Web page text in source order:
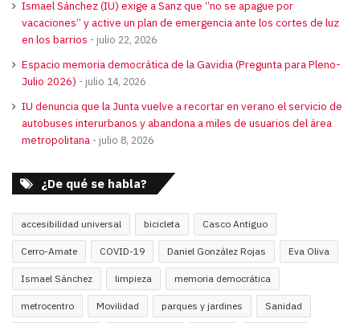
Ismael Sánchez (IU) exige a Sanz que “no se apague por
vacaciones” y active un plan de emergencia ante los cortes de luz
en los barrios
julio 22, 2026
Espacio memoria democrática de la Gavidia (Pregunta para Pleno-
Julio 2026)
julio 14, 2026
IU denuncia que la Junta vuelve a recortar en verano el servicio de
autobuses interurbanos y abandona a miles de usuarios del área
metropolitana
julio 8, 2026
¿De qué se habla?
accesibilidad universal bicicleta Casco Antiguo
Cerro-Amate COVID-19 Daniel González Rojas Eva Oliva
Ismael Sánchez limpieza memoria democrática
metrocentro Movilidad parques y jardines Sanidad